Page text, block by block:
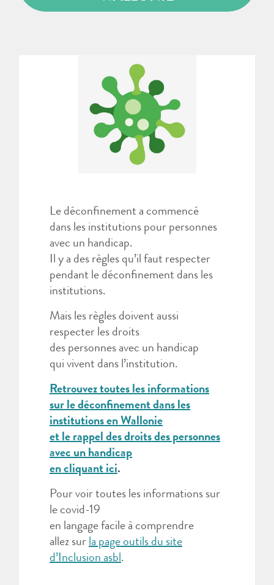
Le déconfinement a commencé
dans les institutions pour personnes
avec un handicap.
Il y a des règles qu’il faut respecter
pendant le déconfinement dans les
institutions.
Mais les règles doivent aussi
respecter les droits
des personnes avec un handicap
qui vivent dans l’institution.
Retrouvez toutes les informations
sur le déconfinement dans les
institutions en Wallonie
et le rappel des droits des personnes
avec un handicap
en cliquant ici.
Pour voir toutes les informations sur
le covid-19
en langage facile à comprendre
allez sur la page outils du site
d’Inclusion asbl.